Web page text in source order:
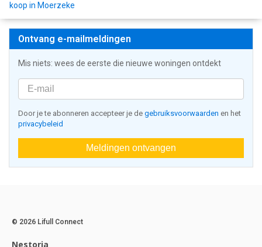
koop in Moerzeke
Ontvang e-mailmeldingen
Mis niets: wees de eerste die nieuwe woningen ontdekt
Door je te abonneren accepteer je de gebruiksvoorwaarden en het
privacybeleid
Meldingen ontvangen
© 2026 Lifull Connect
Nestoria